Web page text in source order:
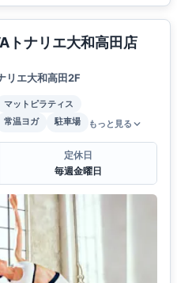
トナリエ大和高田店
リエ大和高田2F
マットピラティス
常温ヨガ 駐車場 もっと見る
定休日
毎週金曜日